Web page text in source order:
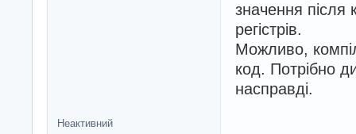
значення після
регістрів.
Можливо,
код. Потрібно
насправді.
Неактивний